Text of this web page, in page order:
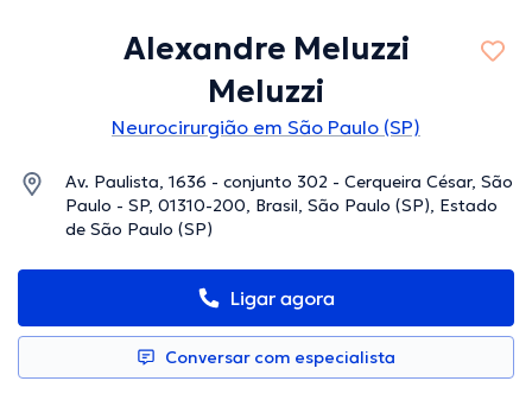
Alexandre Meluzzi
Meluzzi
Neurocirurgião em São Paulo (SP)
Av. Paulista, 1636 - conjunto 302 - Cerqueira César, São
Paulo - SP, 01310-200, Brasil, São Paulo (SP), Estado
de São Paulo (SP)
Ligar agora
Conversar com especialista